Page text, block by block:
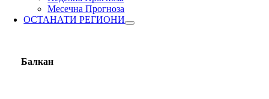
Месечна Прогноза
ОСТАНАТИ РЕГИОНИ
Балкан